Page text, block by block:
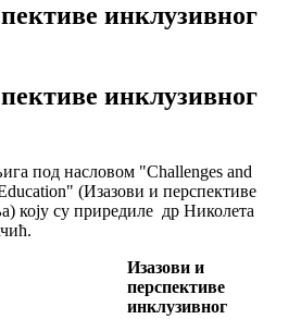
инклузивног
инклузивног
под насловом "Challenges аnd
" (Изазови и перспективе
коју су приредиле др Николета
Изазови и
перспективе
инклузивног